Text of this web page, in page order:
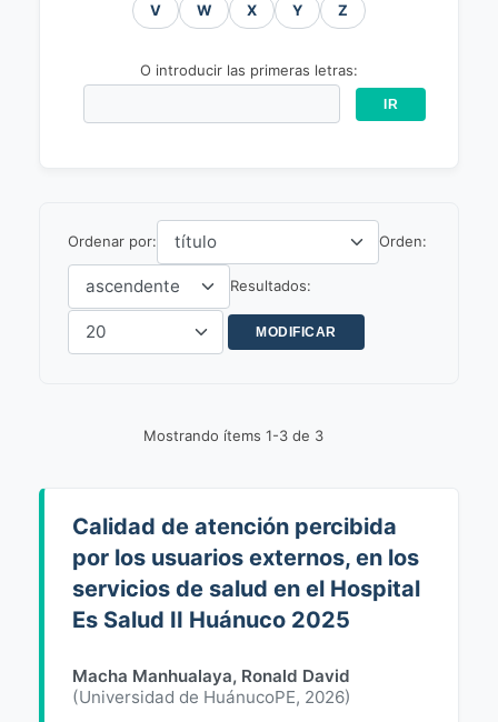
V W X Y Z
O introducir las primeras letras:
Ordenar por: Orden:
Resultados:
Mostrando ítems 1-3 de 3
Calidad de atención percibida
por los usuarios externos, en los
servicios de salud en el Hospital
Es Salud II Huánuco 2025
Macha Manhualaya, Ronald David
(Universidad de HuánucoPE, 2026)